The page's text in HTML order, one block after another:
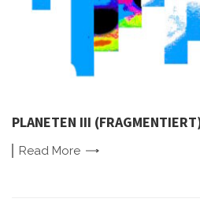
PLANETEN III
Read More